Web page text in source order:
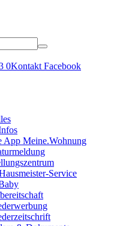
0Kontakt Facebook
App Meine.Wohnung
Service